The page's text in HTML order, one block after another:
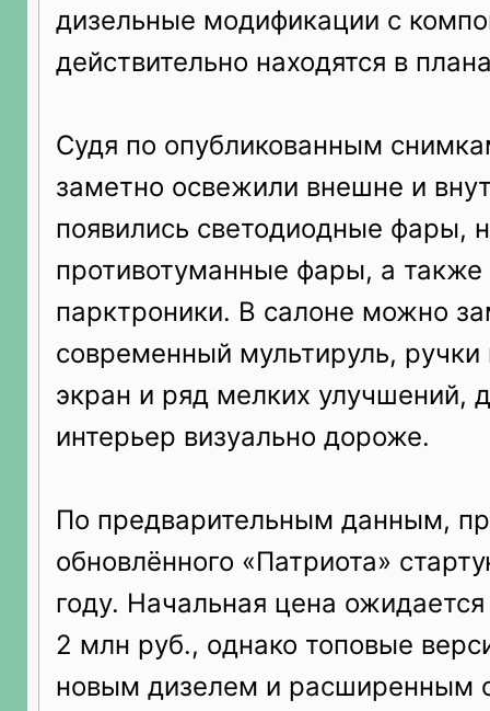
дизельные модификации с
действительно находятся в
Судя по опубликованным
заметно освежили внешне и
появились светодиодные фары,
противотуманные фары, а также
парктроники. В салоне можно
современный мультируль, ручки
экран и ряд мелких улучшений,
интерьер визуально дороже.
По предварительным данным,
обновлённого «Патриота»
году. Начальная цена
2 млн руб., однако топовые
новым дизелем и расширенным